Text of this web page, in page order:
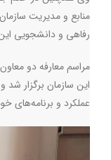
منابع و مدیریت
رفاهی و دانشجویی
مراسم معارفه دو
این سازمان برگزار
عملکرد و برنامه‌های